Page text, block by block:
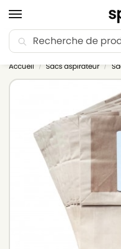
🚚 Livraison Point
Accueil / Sacs aspirateur /